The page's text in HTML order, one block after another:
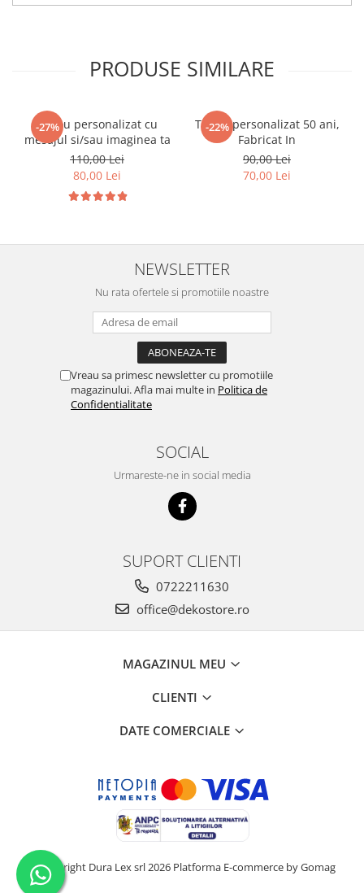
PRODUSE SIMILARE
-27%
Tricou personalizat cu
mesajul si/sau imaginea ta
110,00 Lei
80,00 Lei
-22%
Tricou personalizat 50 ani,
Fabricat In
90,00 Lei
70,00 Lei
NEWSLETTER
Nu rata ofertele si promotiile noastre
Vreau sa primesc newsletter cu promotiile
magazinului. Afla mai multe in Politica de
Confidentialitate
SOCIAL
Urmareste-ne in social media
SUPORT CLIENTI
0722211630
office@dekostore.ro
MAGAZINUL MEU
CLIENTI
DATE COMERCIALE
©Copyright Dura Lex srl 2026 Platforma E-commerce by Gomag